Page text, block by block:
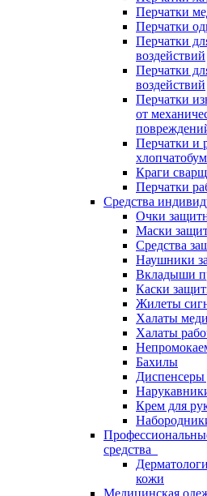
Перчатки
Перчатки
Перчатки
воздействий
Перчатки
воздействий
Перчатки
от
Перчатки и
Краги
Перчатки
Средства
Очки
Маски
Средства
Наушники
Вкладыши
Каски
Жилеты
Халаты
Халаты
Бахилы
Диспенсеры
Крем для
средства
кожи
Медицинская